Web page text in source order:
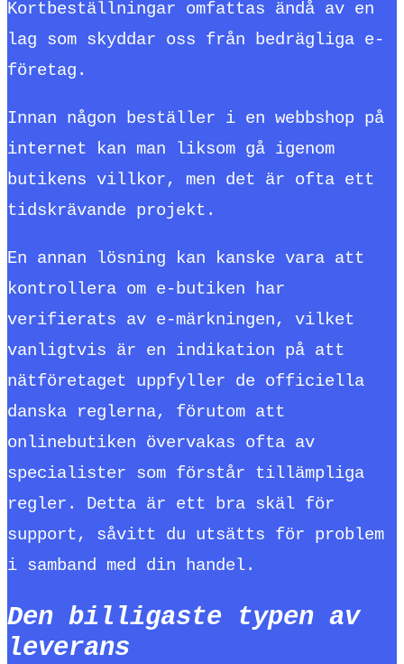
Kortbeställningar omfattas ändå av en
lag som skyddar oss från bedrägliga e-
företag.
Innan någon beställer i en webbshop på
internet kan man liksom gå igenom
butikens villkor, men det är ofta ett
tidskrävande projekt.
En annan lösning kan kanske vara att
kontrollera om e-butiken har
verifierats av e-märkningen, vilket
vanligtvis är en indikation på att
nätföretaget uppfyller de officiella
danska reglerna, förutom att
onlinebutiken övervakas ofta av
specialister som förstår tillämpliga
regler. Detta är ett bra skäl för
support, såvitt du utsätts för problem
i samband med din handel.
Den billigaste typen av
leverans